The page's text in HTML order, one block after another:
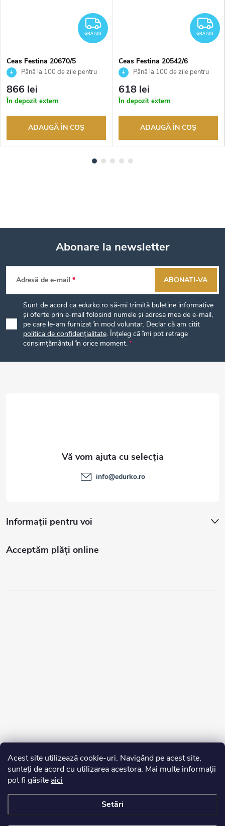
Acest site utilizează cookie-uri. Navigând pe acest site,
sunteți de acord cu utilizarea acestora. Mai multe informații
pot fi găsite aici
Setări
GRATUIT
GRATUIT
Ceas Festina 20670/5
Până la 100 de zile pentru
returnarea bunurilor. Vânzător
autorizat
866 lei
În depozit extern
ADAUGĂ ÎN COŞ
GRATUIT
Ceas Festina 20542/6
Până la 100 de zile pentru
returnarea bunurilor. Vânzător
autorizat
618 lei
În depozit extern
ADAUGĂ ÎN COŞ
S
u
b
o
Abonare la newsletter
Adresă de e-mail
Sunt de acord ca edurko.ro să-mi trimită buletine informative
și oferte prin e-mail folosind numele și adresa mea de e-mail,
pe care le-am furnizat în mod voluntar. Declar că am citit
politica de confidențialitate. Înțeleg că îmi pot retrage
consimțământul în orice moment.
ABONATI-VA
Informații pentru voi
Acceptăm plăţi online
info@edurko.ro